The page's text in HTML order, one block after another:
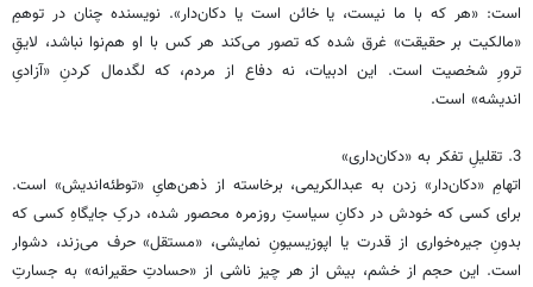
است: «هر که با ما نیست، یا خائن است یا دکان‌دار». نویسنده چنان در توهمِ
«مالکیت بر حقیقت» غرق شده که تصور می‌کند هر کس با او هم‌نوا نباشد، لایقِ
ترورِ شخصیت است. این ادبیات، نه دفاع از مردم، که لگدمال کردنِ «آزادیِ
اندیشه» است.
3. تقلیلِ تفکر به «دکان‌داری»
اتهامِ «دکان‌دار» زدن به عبدالکریمی، برخاسته از ذهن‌هایِ «توطئه‌اندیش» است.
برای کسی که خودش در دکانِ سیاستِ روزمره محصور شده، درکِ جایگاهِ کسی که
بدونِ جیره‌خواری از قدرت یا اپوزیسیونِ نمایشی، «مستقل» حرف می‌زند، دشوار
است. این حجم از خشم، بیش از هر چیز ناشی از «حسادتِ حقیرانه» به جسارتِ